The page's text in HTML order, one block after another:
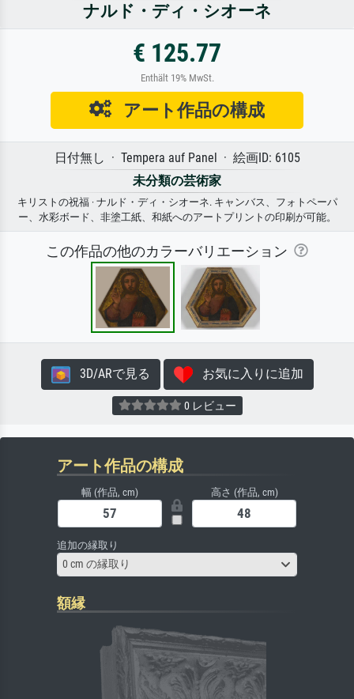
ナルド・ディ・シオーネ
€ 125.77
Enthält 19% MwSt.
アート作品の構成
日付無し · Tempera auf Panel · 絵画ID: 6105
未分類の芸術家
キリストの祝福 · ナルド・ディ・シオーネ. キャンバス、フォトペーパ
ー、水彩ボード、非塗工紙、和紙へのアートプリントの印刷が可能。
この作品の他のカラーバリエーション
3D/ARで見る お気に入りに追加
0 レビュー
アート作品の構成
幅 (作品, cm) 高さ (作品, cm)
追加の縁取り
0 cm の縁取り
額縁